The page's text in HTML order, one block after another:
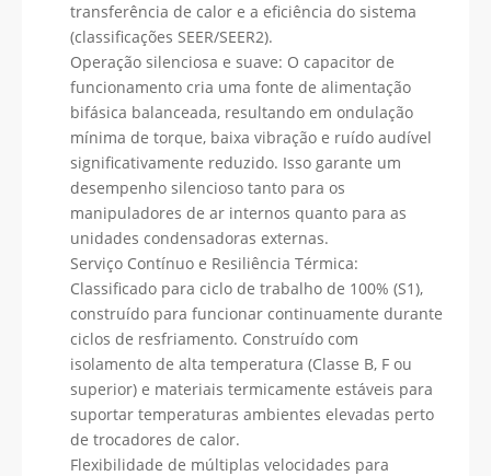
transferência de calor e a eficiência do sistema
(classificações SEER/SEER2).
Operação silenciosa e suave: O capacitor de
funcionamento cria uma fonte de alimentação
bifásica balanceada, resultando em ondulação
mínima de torque, baixa vibração e ruído audível
significativamente reduzido. Isso garante um
desempenho silencioso tanto para os
manipuladores de ar internos quanto para as
unidades condensadoras externas.
Serviço Contínuo e Resiliência Térmica:
Classificado para ciclo de trabalho de 100% (S1),
construído para funcionar continuamente durante
ciclos de resfriamento. Construído com
isolamento de alta temperatura (Classe B, F ou
superior) e materiais termicamente estáveis ​​para
suportar temperaturas ambientes elevadas perto
de trocadores de calor.
Flexibilidade de múltiplas velocidades para